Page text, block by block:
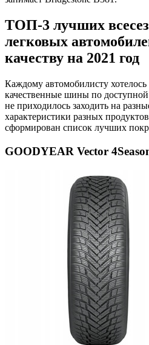
ТОП-3 лучших
легковых
качеству на 2021 год
Каждому автомобилисту
качественные шины по
не приходилось заходить на
характеристики разных
сформирован список лучших
GOODYEAR Vector